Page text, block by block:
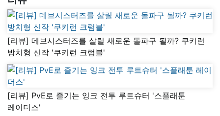
[리뷰] 데브시스터즈를 살릴 새로운 돌파구 될까? 쿠키런
방치형 신작 '쿠키런 크럼블'
[리뷰] PvE로 즐기는 잉크 전투 루트슈터 '스플래툰
레이더스'